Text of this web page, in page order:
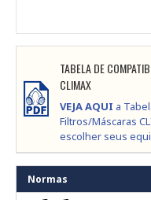
TABELA DE
CLIMAX
VEJA AQUI a
Filtros/Máscaras
escolher seus
Normas